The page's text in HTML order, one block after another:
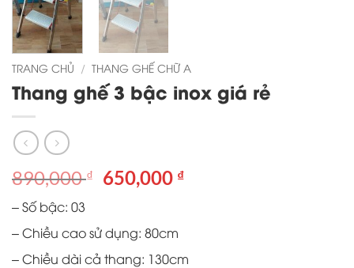
TRANG CHỦ / THANG GHẾ CHỮ A
Thang ghế 3 bậc inox giá rẻ
890,000₫
Giá
890,000 ₫.
650,000 ₫Giá
650,000 ₫.
– Số bậc: 03
– Chiều cao sử dụng: 80cm
– Chiều dài cả thang: 130cm